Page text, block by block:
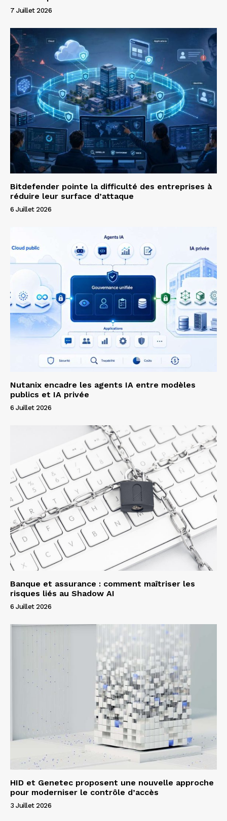
7 Juillet 2026
Bitdefender pointe la difficulté des entreprises à
réduire leur surface d’attaque
6 Juillet 2026
Nutanix encadre les agents IA entre modèles
publics et IA privée
6 Juillet 2026
Banque et assurance : comment maîtriser les
risques liés au Shadow AI
6 Juillet 2026
HID et Genetec proposent une nouvelle approche
pour moderniser le contrôle d’accès
3 Juillet 2026